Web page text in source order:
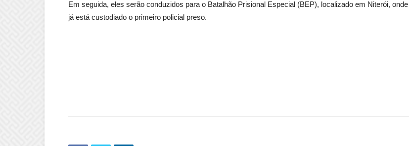
Em seguida, eles serão conduzidos para o Batalhão Prisional Especial (BEP), localizado em Niterói, onde
já está custodiado o primeiro policial preso.